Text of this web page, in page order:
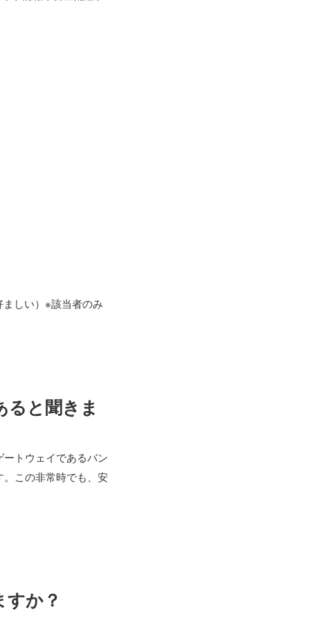
しい）※該当者のみ
ると聞きま
トウェイであるバン
この非常時でも、安
すか？